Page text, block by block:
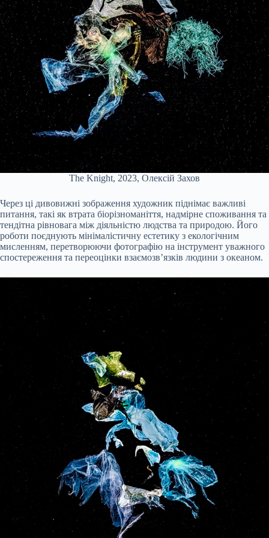
The Knight, 2023, Олексій Захов
Через ці дивовижні зображення художник піднімає важливі
питання, такі як втрата біорізноманіття, надмірне споживання та
тендітна рівновага між діяльністю людства та природою. Його
роботи поєднують мінімалістичну естетику з екологічним
мисленням, перетворюючи фотографію на інструмент уважного
спостереження та переоцінки взаємозв’язків людини з океаном.